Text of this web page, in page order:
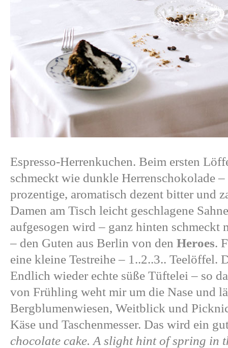
Espresso-Herrenkuchen. Beim ersten
schmeckt wie dunkle Herrenschokolade
prozentige, aromatisch dezent bitter und
Damen am Tisch leicht geschlagene
aufgesogen wird – ganz hinten schmeckt
– den Guten aus Berlin von den Heroes.
eine kleine Testreihe – 1..2..3.. Teelöffel.
Endlich wieder echte süße Tüftelei – so
von Frühling weht mir um die Nase und
Bergblumenwiesen, Weitblick und
Käse und Taschenmesser. Das wird ein
chocolate cake. A slight hint of spring in